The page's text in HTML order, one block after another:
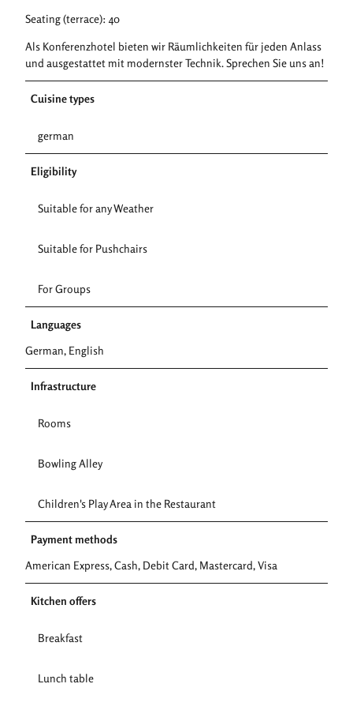
Seating (terrace): 40
Als Konferenzhotel bieten wir Räumlichkeiten für jeden Anlass
und ausgestattet mit modernster Technik. Sprechen Sie uns an!
Cuisine types
german
Eligibility
Suitable for any Weather
Suitable for Pushchairs
For Groups
Languages
German, English
Infrastructure
Rooms
Bowling Alley
Children's Play Area in the Restaurant
Payment methods
American Express, Cash, Debit Card, Mastercard, Visa
Kitchen offers
Breakfast
Lunch table